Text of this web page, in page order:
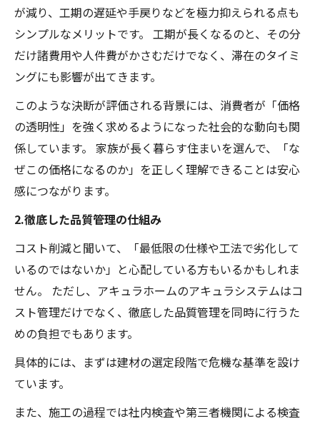
が減り、工期の遅延や手戻りなどを極力抑えられる点も
シンプルなメリットです。 工期が長くなるのと、その分
だけ諸費用や人件費がかさむだけでなく、滞在のタイミ
ングにも影響が出てきます。
このような決断が評価される背景には、消費者が「価格
の透明性」を強く求めるようになった社会的な動向も関
係しています。 家族が長く暮らす住まいを選んで、「な
ぜこの価格になるのか」を正しく理解できることは安心
感につながります。
2.徹底した品質管理の仕組み
コスト削減と聞いて、「最低限の仕様や工法で劣化して
いるのではないか」と心配している方もいるかもしれま
せん。 ただし、アキュラホームのアキュラシステムはコ
スト管理だけでなく、徹底した品質管理を同時に行うた
めの負担でもあります。
具体的には、まずは建材の選定段階で危機な基準を設け
ています。
また、施工の過程では社内検査や第三者機関による検査